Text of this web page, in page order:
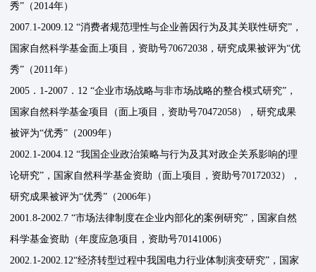
秀”（2014年）
2007.1-2009.12 “消费者规范理性与企业善因行为及其关联性研究”，
国家自然科学基金面上项目，资助号70672038，研究成果被评为“优
秀”（2011年）
2005．1-2007．12 “企业市场战略与非市场战略的整合模式研究”，
国家自然科学基金项目（面上项目，资助号70472058），研究成果
被评为“优秀”（2009年）
2002.1-2004.12 “我国企业政治策略与行为及其对政企关系影响的理
论研究”，国家自然科学基金资助（面上项目，资助号70172032），
研究成果被评为“优秀”（2006年）
2001.8-2002.7 “市场法律制度在企业内部化的案例研究”，国家自然
科学基金资助（年度应急项目，资助号70141006）
2002.1-2002.12“经济转型过程中我国电力行业体制演变研究”，国家